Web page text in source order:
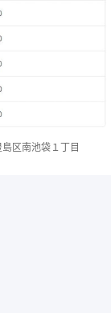
区南池袋１丁目